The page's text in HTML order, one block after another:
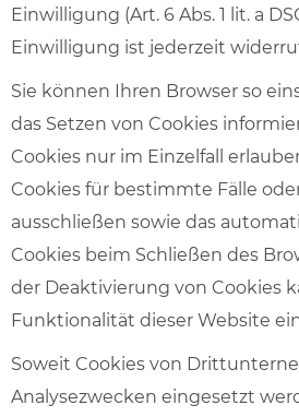
Einwilligung (Art. 6 Abs. 1 lit. a
Einwilligung ist jederzeit
Sie können Ihren Browser so
das Setzen von Cookies
Cookies nur im Einzelfall
Cookies für bestimmte Fälle
ausschließen sowie das
Cookies beim Schließen des
der Deaktivierung von Cookies
Funktionalität dieser Website
Soweit Cookies von
Analysezwecken eingesetzt